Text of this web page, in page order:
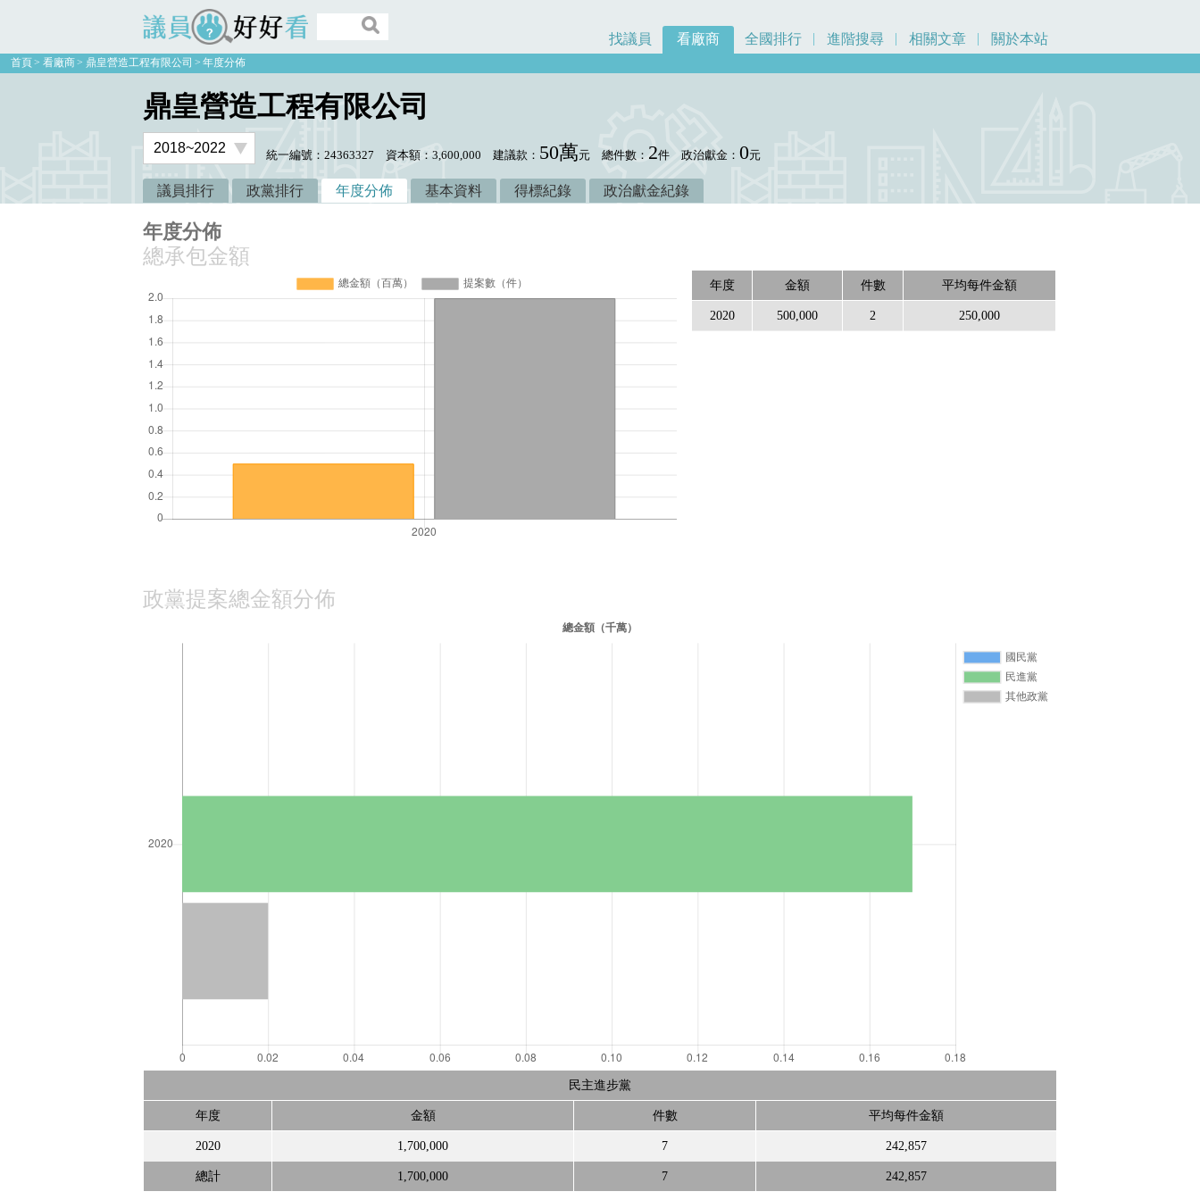
議員好好看
找議員 看廠商 全國排行 進階搜尋 相關文章 關於本站
首頁 看廠商 鼎皇營造工程有限公司 年度分佈
鼎皇營造工程有限公司
統一編號：24363327 資本額：3,600,000 建議款： 50萬元 總件數： 2件 政治獻金：0元
議員排行 政黨排行 年度分佈 基本資料 得標紀錄 政治獻金紀錄
年度分佈
總承包金額
年度 金額 件數 平均每件金額
2020 500,000 2 250,000
政黨提案總金額分佈
民主進步黨
年度 金額 件數 平均每件金額
2020 1,700,000 7 242,857
總計 1,700,000 7 242,857